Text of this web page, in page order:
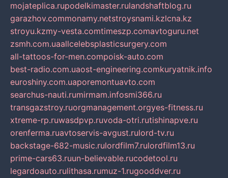
mojateplica.rupodelkimaster.rulandshaftblog.ru
garazhov.commonamy.netstroysnami.kzlcna.kz
stroyu.kzmy-vesta.comtimeszp.comavtoguru.net
zsmh.com.uaallcelebsplasticsurgery.com
all-tattoos-for-men.compoisk-auto.com
best-radio.com.uaost-engineering.comkuryatnik.info
euroshiny.com.uaporemontuavto.com
searchus-nauti.rumirmam.infosmi366.ru
transgazstroy.ruorgmanagement.orgyes-fitness.ru
xtreme-rp.ruwasdpvp.ruvoda-otri.rutishinapve.ru
orenferma.ruavtoservis-avgust.rulord-tv.ru
backstage-682-music.rulordfilm7.rulordfilm13.ru
prime-cars63.ruun-believable.rucodetool.ru
legardoauto.rulithasa.rumuz-1.rugooddver.ru